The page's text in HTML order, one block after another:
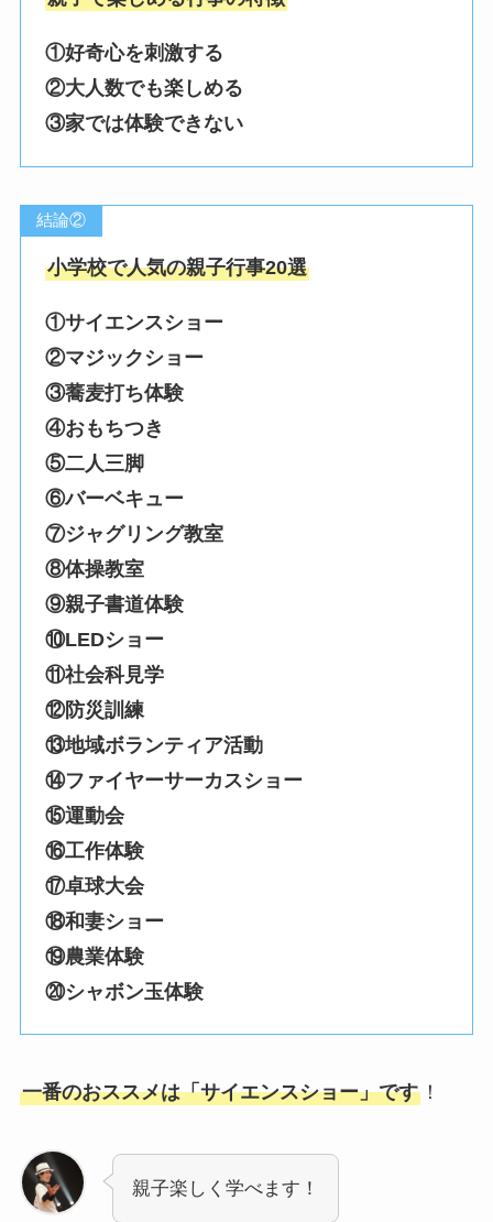
①好奇心を刺激する
②大人数でも楽しめる
③家では体験できない
結論②
小学校で人気の親子行事20選
①サイエンスショー
②マジックショー
③蕎麦打ち体験
④おもちつき
⑤二人三脚
⑥バーベキュー
⑦ジャグリング教室
⑧体操教室
⑨親子書道体験
⑩LEDショー
⑪社会科見学
⑫防災訓練
⑬地域ボランティア活動
⑭ファイヤーサーカスショー
⑮運動会
⑯工作体験
⑰卓球大会
⑱和妻ショー
⑲農業体験
⑳シャボン玉体験
一番のおススメは「サイエンスショー」です！
親子楽しく学べます！